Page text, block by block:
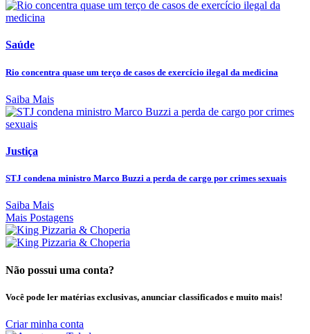
Saúde
Rio concentra quase um terço de casos de exercício ilegal da medicina
Saiba Mais
Justiça
STJ condena ministro Marco Buzzi a perda de cargo por crimes sexuais
Saiba Mais
Mais Postagens
Não possui uma conta?
Você pode ler matérias exclusivas, anunciar classificados e muito mais!
Criar minha conta